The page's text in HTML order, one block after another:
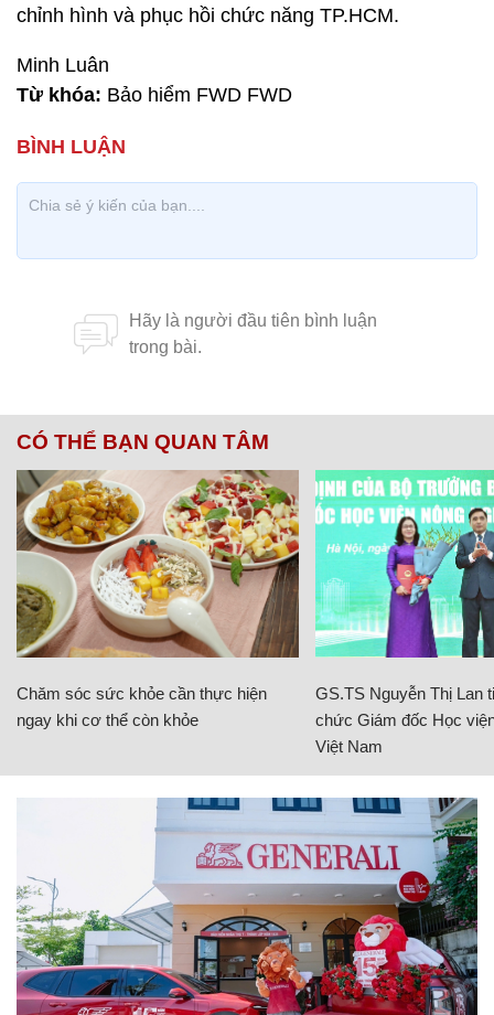
chỉnh hình và phục hồi chức năng TP.HCM.
Minh Luân
Từ khóa: Bảo hiểm FWD FWD
CÓ THỂ BẠN QUAN TÂM
Chăm sóc sức khỏe cần thực hiện
ngay khi cơ thể còn khỏe
GS.TS Nguyễn Thị Lan
chức Giám đốc Học
Việt Nam